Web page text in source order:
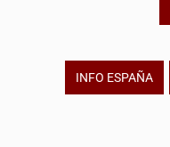
INFO ESPAÑA